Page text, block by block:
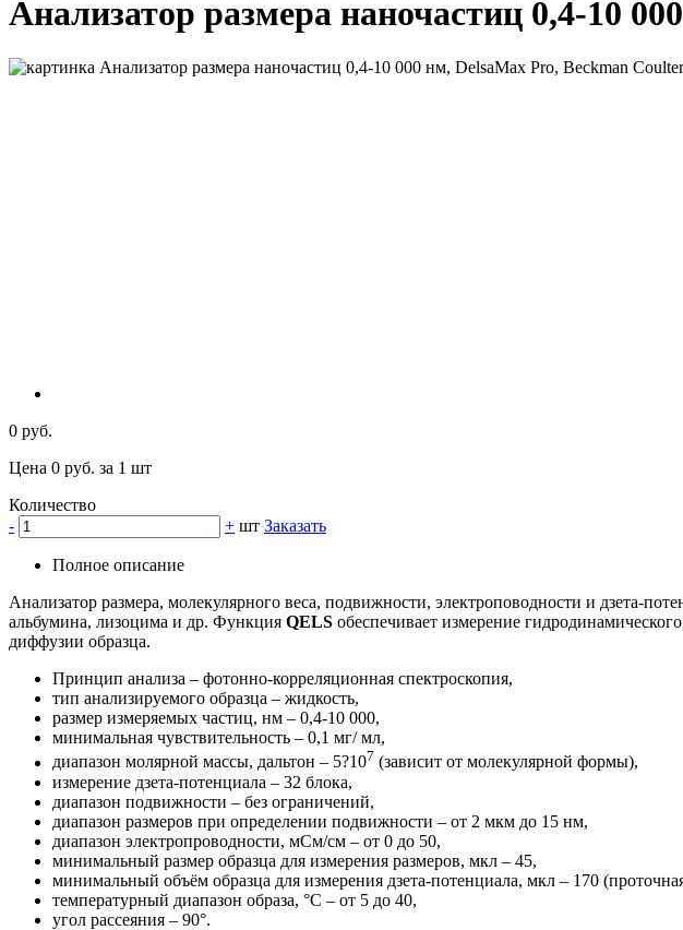
Анализатор размера наночастиц 0,4-10
0 руб.
Цена 0 руб. за 1 шт
Количество
-
+ шт Заказать
Полное описание
Анализатор размера, молекулярного веса, подвижности, электроповодности и дзета-
альбумина, лизоцима и др. Функция QELS обеспечивает измерение
диффузии образца.
Принцип анализа – фотонно-корреляционная спектроскопия,
тип анализируемого образца – жидкость,
размер измеряемых частиц, нм – 0,4-10 000,
минимальная чувствительность – 0,1 мг/ мл,
диапазон молярной массы, дальтон – 5?107 (зависит от молекулярной формы),
измерение дзета-потенциала – 32 блока,
диапазон подвижности – без ограничений,
диапазон размеров при определении подвижности – от 2 мкм до 15 нм,
диапазон электропроводности, мСм/см – от 0 до 50,
минимальный размер образца для измерения размеров, мкл – 45,
минимальный объём образца для измерения дзета-потенциала, мкл – 170
температурный диапазон образа, °C – от 5 до 40,
угол рассеяния – 90°.